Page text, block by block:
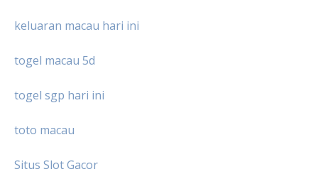
keluaran macau hari ini
togel macau 5d
togel sgp hari ini
toto macau
Situs Slot Gacor